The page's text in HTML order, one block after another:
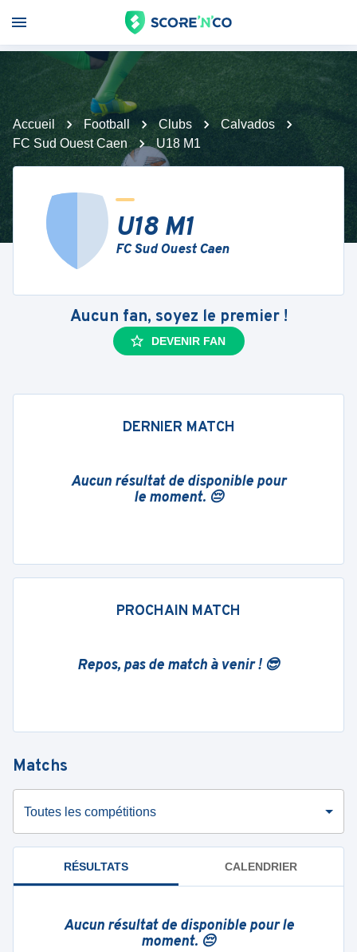
Accueil Football Clubs
Calvados
FC Sud Ouest Caen
U18 M1
U18 M1
FC Sud Ouest Caen
Aucun fan, soyez le premier !
DEVENIR FAN
DERNIER MATCH
Aucun résultat de disponible pour
le moment. 😔
PROCHAIN MATCH
Repos, pas de match à venir ! 😎
Matchs
Toutes les compétitions
RÉSULTATS CALENDRIER
Aucun résultat de disponible pour le
moment. 😔